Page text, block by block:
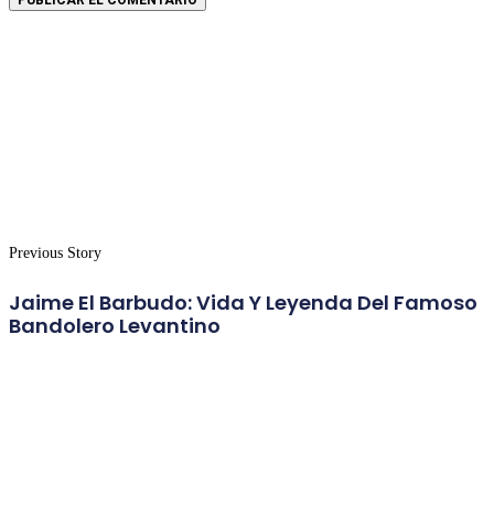
Previous Story
Jaime El Barbudo: Vida Y Leyenda Del Famoso
Bandolero Levantino